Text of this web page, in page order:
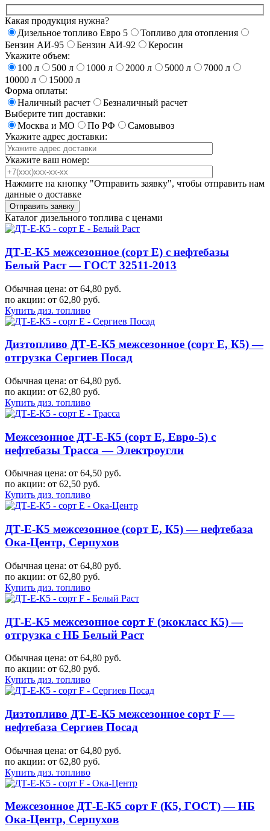
Какая продукция нужна?
Дизельное топливо Евро 5
Топливо для отопления
Бензин АИ-95
Бензин АИ-92
Керосин
Укажите объем:
100 л
500 л 1000 л 2000 л 5000 л
7000 л
10000 л
15000 л
Форма оплаты:
Наличный расчет
Безналичный расчет
Выберите тип доставки:
Москва и МО
По РФ
Самовывоз
Укажите адрес доставки:
Укажите ваш номер:
Нажмите на кнопку "Отправить заявку", чтобы отправить нам
данные о доставке
Каталог дизельного топлива с ценами
ДТ-Е-К5 межсезонное (сорт Е) с нефтебазы
Белый Раст — ГОСТ 32511-2013
Обычная цена: от 64,80 руб.
по акции: от 62,80 руб.
Купить диз. топливо
Дизтопливо ДТ-Е-К5 межсезонное (сорт Е, К5) —
отгрузка Сергиев Посад
Обычная цена: от 64,80 руб.
по акции: от 62,80 руб.
Купить диз. топливо
Межсезонное ДТ-Е-К5 (сорт Е, Евро-5) с
нефтебазы Трасса — Электроугли
Обычная цена: от 64,50 руб.
по акции: от 62,50 руб.
Купить диз. топливо
ДТ-Е-К5 межсезонное (сорт Е, К5) — нефтебаза
Ока-Центр, Серпухов
Обычная цена: от 64,80 руб.
по акции: от 62,80 руб.
Купить диз. топливо
ДТ-Е-К5 межсезонное сорт F (экокласс К5) —
отгрузка с НБ Белый Раст
Обычная цена: от 64,80 руб.
по акции: от 62,80 руб.
Купить диз. топливо
Дизтопливо ДТ-Е-К5 межсезонное сорт F —
нефтебаза Сергиев Посад
Обычная цена: от 64,80 руб.
по акции: от 62,80 руб.
Купить диз. топливо
Межсезонное ДТ-Е-К5 сорт F (К5, ГОСТ) — НБ
Ока-Центр, Серпухов